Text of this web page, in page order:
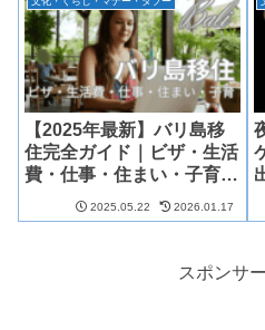
【2025年最新】バリ島移
住完全ガイド｜ビザ・生活
費・仕事・住まい・子育て
まで網羅！
2025.05.22 2026.01.17
スポンサ